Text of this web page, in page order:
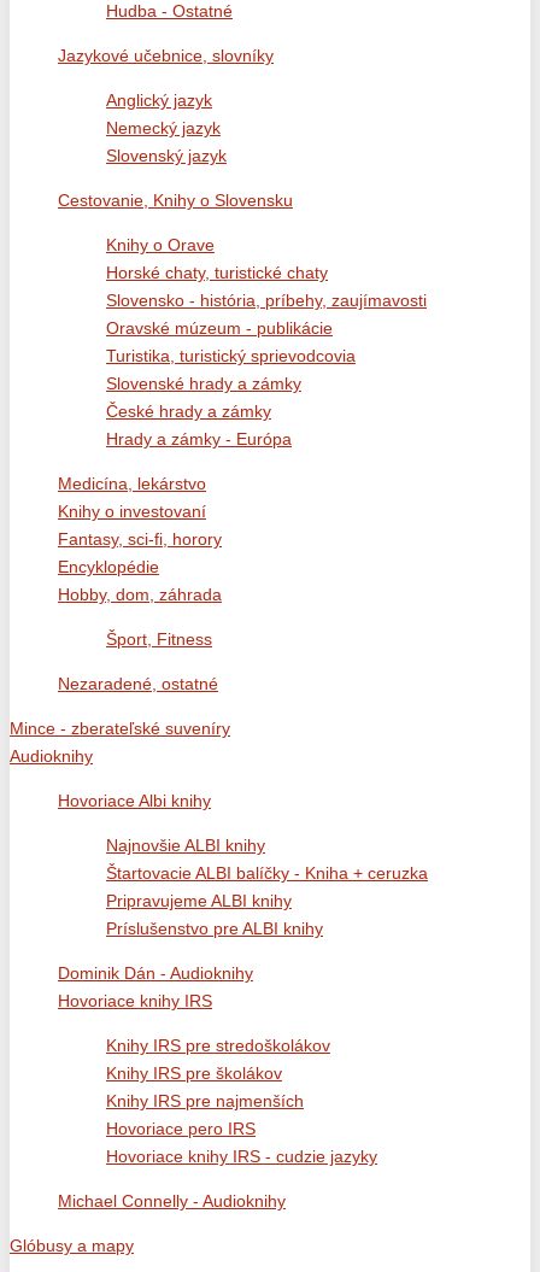
Hudba - Ostatné
Jazykové učebnice, slovníky
Anglický jazyk
Nemecký jazyk
Slovenský jazyk
Cestovanie, Knihy o Slovensku
Knihy o Orave
Horské chaty, turistické chaty
Slovensko - história, príbehy, zaujímavosti
Oravské múzeum - publikácie
Turistika, turistický sprievodcovia
Slovenské hrady a zámky
České hrady a zámky
Hrady a zámky - Európa
Medicína, lekárstvo
Knihy o investovaní
Fantasy, sci-fi, horory
Encyklopédie
Hobby, dom, záhrada
Šport, Fitness
Nezaradené, ostatné
Mince - zberateľské suveníry
Audioknihy
Hovoriace Albi knihy
Najnovšie ALBI knihy
Štartovacie ALBI balíčky - Kniha + ceruzka
Pripravujeme ALBI knihy
Príslušenstvo pre ALBI knihy
Dominik Dán - Audioknihy
Hovoriace knihy IRS
Knihy IRS pre stredoškolákov
Knihy IRS pre školákov
Knihy IRS pre najmenších
Hovoriace pero IRS
Hovoriace knihy IRS - cudzie jazyky
Michael Connelly - Audioknihy
Glóbusy a mapy